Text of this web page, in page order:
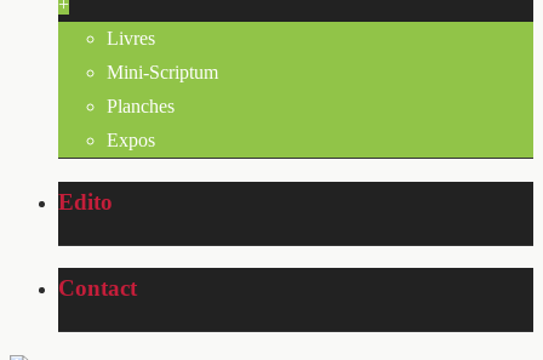
+
Livres
Mini-Scriptum
Planches
Expos
Edito
Contact